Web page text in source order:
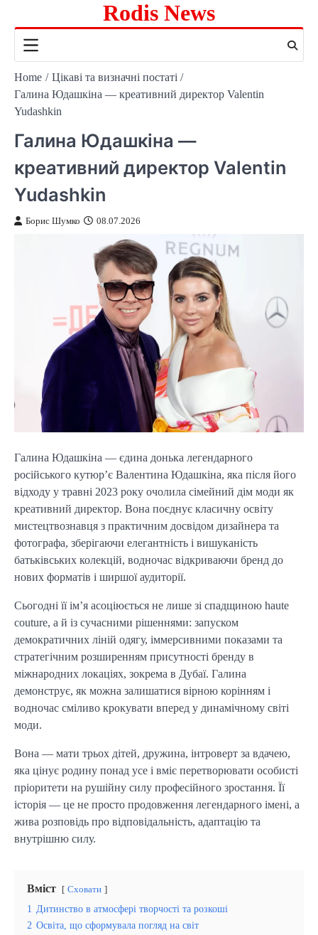
content
Rodis News
Home
Цікаві та визначні постаті
Галина Юдашкіна — креативний директор Valentin
Yudashkin
Галина Юдашкіна —
креативний директор Valentin
Yudashkin
Борис Шумко 08.07.2026
Галина Юдашкіна — єдина донька легендарного
російського кутюр’є Валентина Юдашкіна, яка після його
відходу у травні 2023 року очолила сімейний дім моди як
креативний директор. Вона поєднує класичну освіту
мистецтвознавця з практичним досвідом дизайнера та
фотографа, зберігаючи елегантність і вишуканість
батьківських колекцій, водночас відкриваючи бренд до
нових форматів і ширшої аудиторії.
Сьогодні її ім’я асоціюється не лише зі спадщиною haute
couture, а й із сучасними рішеннями: запуском
демократичних ліній одягу, іммерсивними показами та
стратегічним розширенням присутності бренду в
міжнародних локаціях, зокрема в Дубаї. Галина
демонструє, як можна залишатися вірною корінням і
водночас сміливо крокувати вперед у динамічному світі
моди.
Вона — мати трьох дітей, дружина, інтроверт за вдачею,
яка цінує родину понад усе і вміє перетворювати особисті
пріоритети на рушійну силу професійного зростання. Її
історія — це не просто продовження легендарного імені, а
жива розповідь про відповідальність, адаптацію та
внутрішню силу.
Вміст Сховати
1 Дитинство в атмосфері творчості та розкоші
2 Освіта, що сформувала погляд на світ